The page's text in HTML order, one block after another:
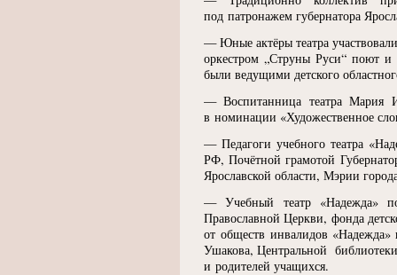
под патронажем губернатора
— Юные актёры театра участвовали
оркестром „Струны Руси“ поют и
были ведущими детского
— Воспитанница театра Мария
в номинации «Художественное
— Педагоги учебного театра «
РФ, Почётной грамотой
Ярославской области, Мэрии
— Учебный театр «Надежда»
Православной Церкви, фонда
от обществ инвалидов «Надежда»
Ушакова, Центральной
и родителей учащихся.